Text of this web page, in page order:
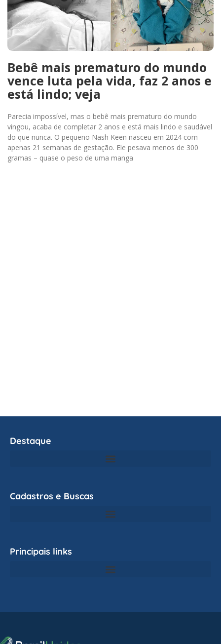
Bebê mais prematuro do mundo
vence luta pela vida, faz 2 anos e
está lindo; veja
Parecia impossível, mas o bebê mais prematuro do mundo
vingou, acaba de completar 2 anos e está mais lindo e saudável
do que nunca. O pequeno Nash Keen nasceu em 2024 com
apenas 21 semanas de gestação. Ele pesava menos de 300
gramas – quase o peso de uma manga
Destaque
Cadastros e Buscas
Principais links